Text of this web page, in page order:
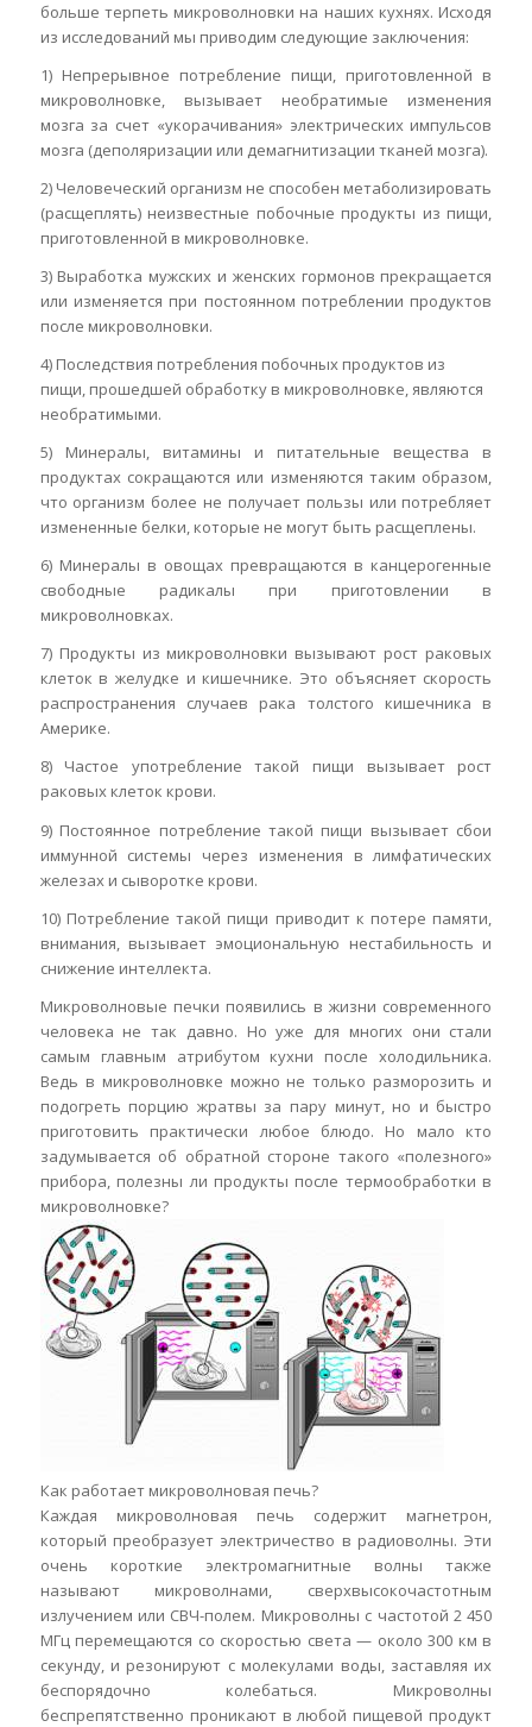
больше терпеть микроволновки на наших кухнях. Исходя
из исследований мы приводим следующие заключения:
1) Непрерывное потребление пищи, приготовленной в
микроволновке, вызывает необратимые изменения
мозга за счет «укорачивания» электрических импульсов
мозга (деполяризации или демагнитизации тканей мозга).
2) Человеческий организм не способен метаболизировать
(расщеплять) неизвестные побочные продукты из пищи,
приготовленной в микроволновке.
3) Выработка мужских и женских гормонов прекращается
или изменяется при постоянном потреблении продуктов
после микроволновки.
4) Последствия потребления побочных продуктов из
пищи, прошедшей обработку в микроволновке, являются
необратимыми.
5) Минералы, витамины и питательные вещества в
продуктах сокращаются или изменяются таким образом,
что организм более не получает пользы или потребляет
измененные белки, которые не могут быть расщеплены.
6) Минералы в овощах превращаются в канцерогенные
свободные радикалы при приготовлении в
микроволновках.
7) Продукты из микроволновки вызывают рост раковых
клеток в желудке и кишечнике. Это объясняет скорость
распространения случаев рака толстого кишечника в
Америке.
8) Частое употребление такой пищи вызывает рост
раковых клеток крови.
9) Постоянное потребление такой пищи вызывает сбои
иммунной системы через изменения в лимфатических
железах и сыворотке крови.
10) Потребление такой пищи приводит к потере памяти,
внимания, вызывает эмоциональную нестабильность и
снижение интеллекта.
Микроволновые печки появились в жизни современного
человека не так давно. Но уже для многих они стали
самым главным атрибутом кухни после холодильника.
Ведь в микроволновке можно не только разморозить и
подогреть порцию жратвы за пару минут, но и быстро
приготовить практически любое блюдо. Но мало кто
задумывается об обратной стороне такого «полезного»
прибора, полезны ли продукты после термообработки в
микроволновке?
Как работает микроволновая печь?
Каждая микроволновая печь содержит магнетрон,
который преобразует электричество в радиоволны. Эти
очень короткие электромагнитные волны также
называют микроволнами, сверхвысокочастотным
излучением или СВЧ-полем. Микроволны с частотой 2 450
МГц перемещаются со скоростью света — около 300 км в
секунду, и резонируют с молекулами воды, заставляя их
беспорядочно колебаться. Микроволны
беспрепятственно проникают в любой пищевой продукт